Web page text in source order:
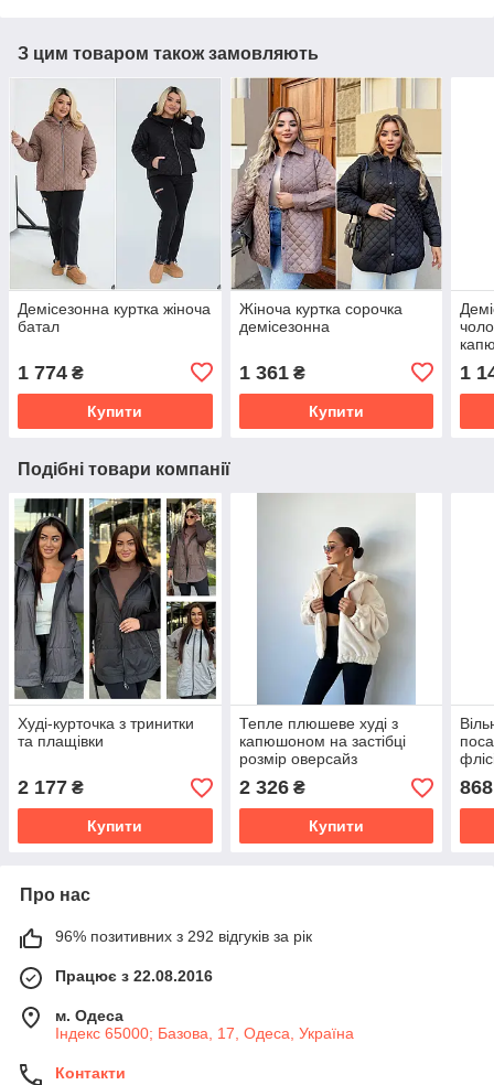
З цим товаром також замовляють
Демісезонна куртка жіноча
батал
1 774 ₴
Купити
Жіноча куртка сорочка
демісезонна
1 361₴
Купити
1
Подібні товари компанії
Худі-курточка з тринитки
та плащівки
2 177 ₴
Купити
Тепле плюшеве худі з
капюшоном на застібці
розмір оверсайз
2 326₴
Купити
868
Про нас
96% позитивних з 292 відгуків за рік
Працює з 22.08.2016
м. Одеса
Індекс 65000; Базова, 17, Одеса, Україна
Контакти